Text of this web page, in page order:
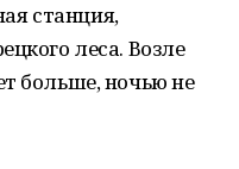
станция,
леса. Возле
больше, ночью не